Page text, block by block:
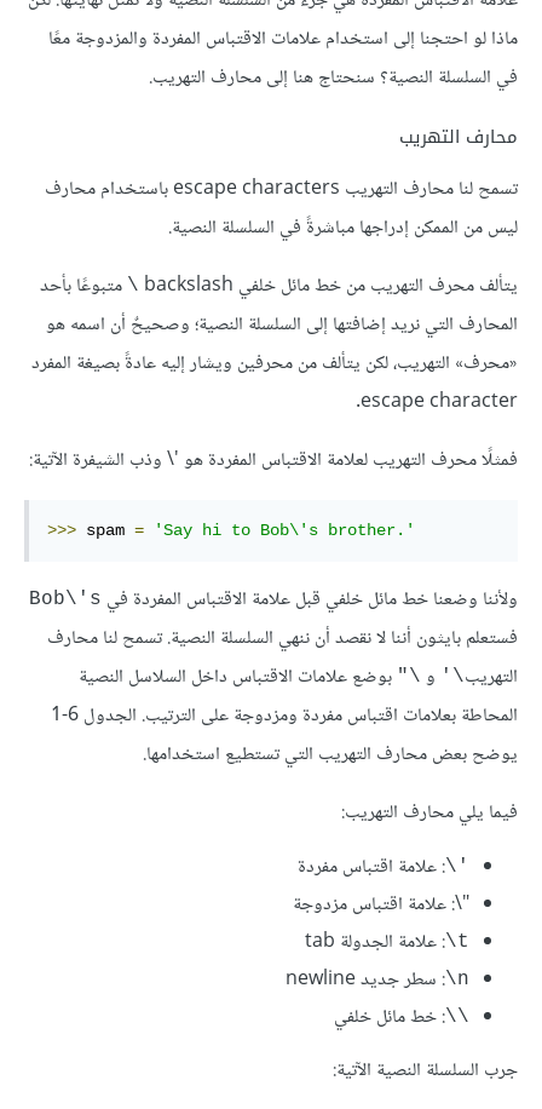
ماذا لو احتجنا إلى استخدام علامات الاقتباس المفردة والمزدوجة معًا
في السلسلة النصية؟ سنحتاج هنا إلى محارف التهريب.
محارف التهريب
تسمح لنا محارف التهريب escape characters باستخدام محارف
ليس من الممكن إدراجها مباشرةً في السلسلة النصية.
يتألف محرف التهريب من خط مائل خلفي backslash
\ متبوعًا بأحد
المحارف التي نريد إضافتها إلى السلسلة النصية؛ وصحيحٌ أن اسمه هو
«محرف» التهريب، لكن يتألف من محرفين ويشار إليه عادةً بصيغة المفرد
escape character.
فمثلًا محرف التهريب لعلامة الاقتباس المفردة هو ‎\'
وذب الشيفرة الآتية:
>>> spam = 'Say hi to Bob\'s brother.'
ولأننا وضعنا خط مائل خلفي قبل علامة الاقتباس المفردة في Bob\'s
فستعلم بايثون أننا لا نقصد أن ننهي السلسلة النصية. تسمح لنا محارف
التهريب\' و \" بوضع علامات الاقتباس داخل السلاسل النصية
المحاطة بعلامات اقتباس مفردة ومزدوجة على الترتيب. الجدول 6-1
يوضح بعض محارف التهريب التي تستطيع استخدامها.
فيما يلي محارف التهريب:
‎\'‎: علامة اقتباس مفردة
‎\": علامة اقتباس مزدوجة
‎\t: علامة الجدولة tab
‎\n: سطر جديد newline
\\: خط مائل خلفي
جرب السلسلة النصية الآتية: